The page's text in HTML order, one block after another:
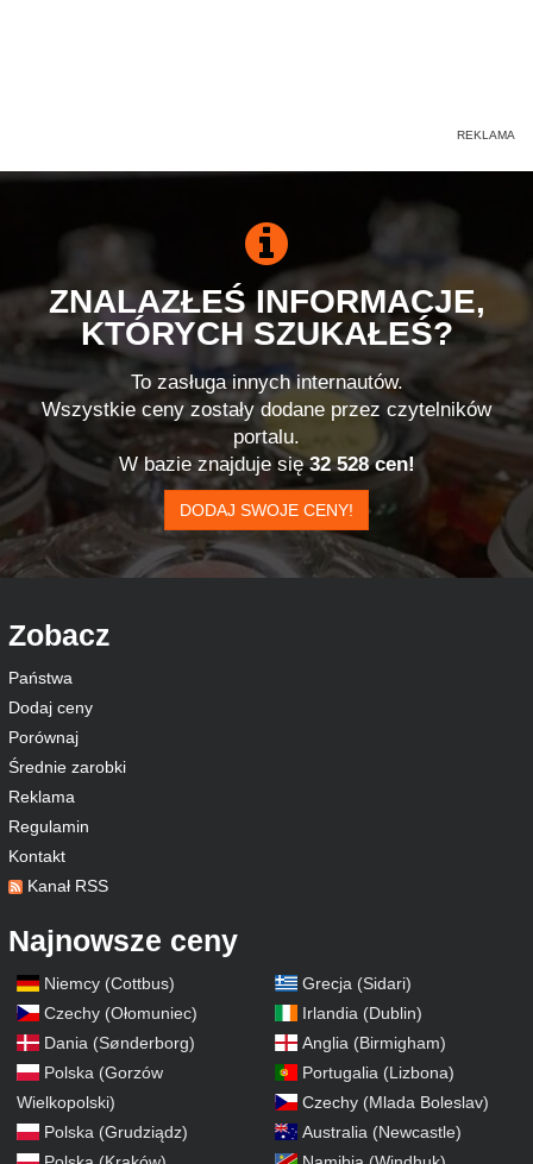
ZNALAZŁEŚ INFORMACJE,
KTÓRYCH SZUKAŁEŚ?
To zasługa innych internautów.
Wszystkie ceny zostały dodane przez czytelników
portalu.
W bazie znajduje się32 528 cen!
DODAJ SWOJE CENY!
Zobacz
Państwa
Dodaj ceny
Porównaj
Średnie zarobki
Reklama
Regulamin
Kontakt
Kanał RSS
Najnowsze ceny
Niemcy (Cottbus)
Czechy (Ołomuniec)
Dania (Sønderborg)
Polska (Gorzów
Wielkopolski)
Polska (Grudziądz)
Grecja (Sidari)
Irlandia (Dublin)
Anglia (Birmigham)
Portugalia (Lizbona)
Czechy (Mlada Boleslav)
Australia (Newcastle)